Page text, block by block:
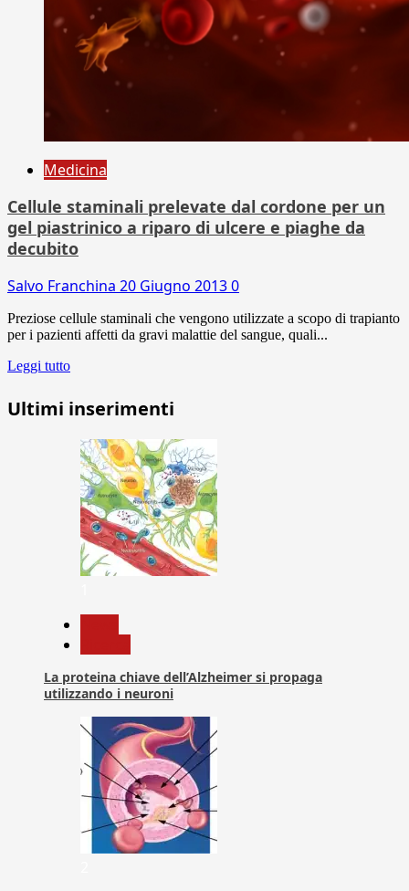
Medicina
Cellule staminali prelevate dal cordone per un
gel piastrinico a riparo di ulcere e piaghe da
decubito
Salvo Franchina 20 Giugno 20130
Preziose cellule staminali che vengono utilizzate a scopo di trapianto
per i pazienti affetti da gravi malattie del sangue, quali...
Leggi tutto
Ultimi inserimenti
La proteina chiave dell’Alzheimer si propaga
utilizzando i neuroni